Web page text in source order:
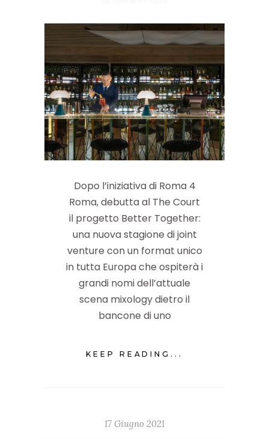
Dopo l’iniziativa di Roma 4
Roma, debutta al The Court
il progetto Better Together:
una nuova stagione di joint
venture con un format unico
in tutta Europa che ospiterà i
grandi nomi dell’attuale
scena mixology dietro il
bancone di uno
KEEP READING...
17 Giugno 2021